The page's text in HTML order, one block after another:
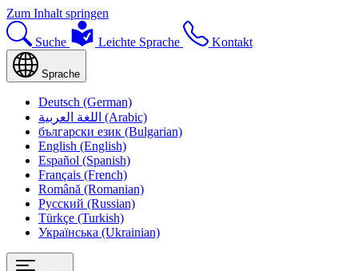
Zum Inhalt springen
Suche Leichte Sprache Kontakt
Sprache
Deutsch (German)
اللغة العربية (Arabic)
български език (Bulgarian)
English (English)
Español (Spanish)
Français (French)
Română (Romanian)
Русский (Russian)
Türkçe (Turkish)
Українська (Ukrainian)